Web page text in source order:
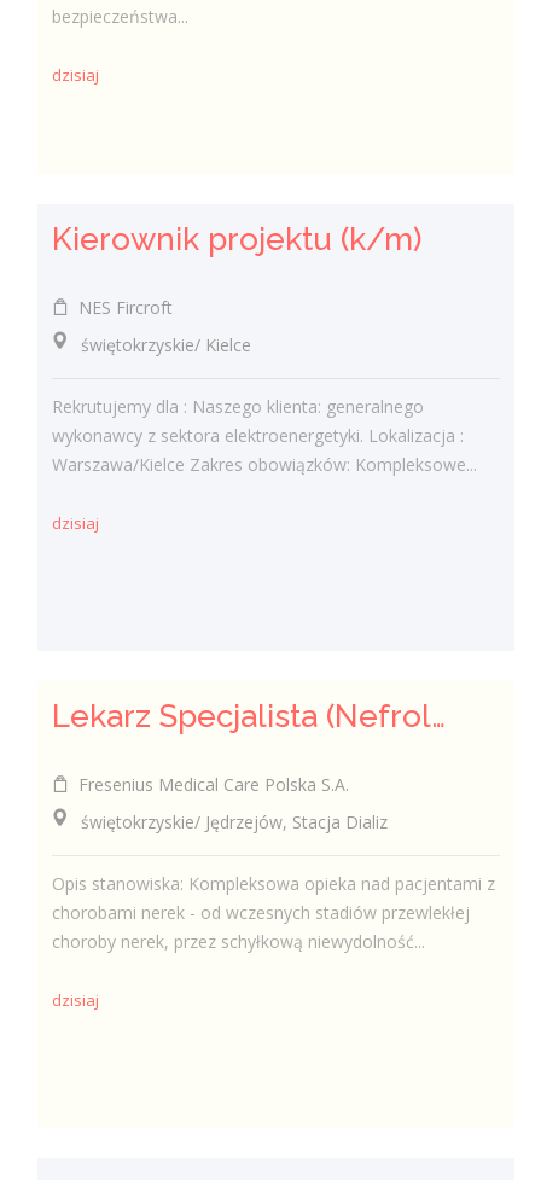
bezpieczeństwa...
dzisiaj
Kierownik projektu (k/m)
NES Fircroft
świętokrzyskie/ Kielce
Rekrutujemy dla : Naszego klienta: generalnego
wykonawcy z sektora elektroenergetyki. Lokalizacja :
Warszawa/Kielce Zakres obowiązków: Kompleksowe...
dzisiaj
Lekarz Specjalista (Nefrolog / Internista) (K/M/N)
Fresenius Medical Care Polska S.A.
świętokrzyskie/ Jędrzejów, Stacja Dializ
Opis stanowiska: Kompleksowa opieka nad pacjentami z
chorobami nerek - od wczesnych stadiów przewlekłej
choroby nerek, przez schyłkową niewydolność...
dzisiaj